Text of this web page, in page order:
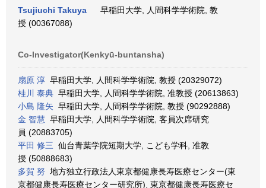
Tsujiuchi Takuya
早稲田大学, 人間科学学術院, 教
授 (00367088)
Co-Investigator(Kenkyū-buntansha)
扇原 淳 早稲田大学, 人間科学学術院, 教授 (20329072)
桂川 泰典 早稲田大学, 人間科学学術院, 准教授 (20613863)
小島 隆矢 早稲田大学, 人間科学学術院, 教授 (90292888)
金 智慧 早稲田大学, 人間科学学術院, 客員次席研究
員 (20883705)
平田 修三 仙台青葉学院短期大学, こども学科, 准教
授 (50888683)
多賀 努 地方独立行政法人東京都健康長寿医療センター(東
京都健康長寿医療センター研究所), 東京都健康長寿医療セ